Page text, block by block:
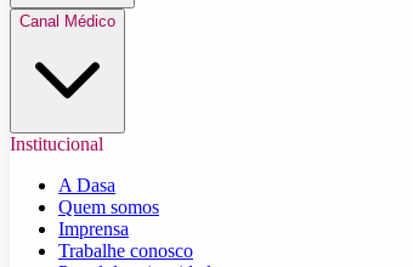
Canal Médico
Institucional
A Dasa
Quem somos
Imprensa
Trabalhe conosco